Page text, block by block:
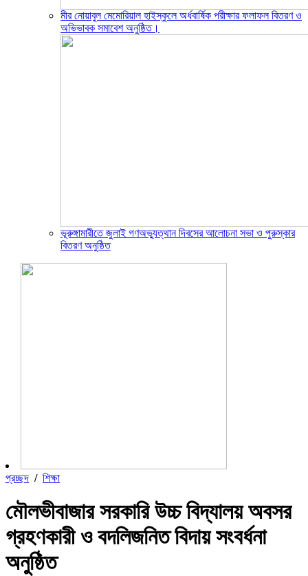
মীর নোয়াবুল মেমোরিয়াল হাইস্কুলে অর্ধবার্ষিক পরীক্ষার ফলাফল বিতরণ ও
অভিভাবক সমাবেশ অনুষ্ঠিত।
ভূরুঙ্গামারীতে জুলাই গণঅভ্যুত্থান দিবসের আলোচনা সভা ও পুরুস্কার
বিতরণ অনুষ্ঠিত
প্রচ্ছদ / শিক্ষা
মৌলভীবাজার সরকারি উচ্চ বিদ্যালয় অবসর
গ্রহণকারী ও বদলিজনিত বিদায় সংবর্ধনা
অনুষ্ঠিত